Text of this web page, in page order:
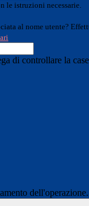
le istruzioni necessarie.
al nome utente?
di controllare la